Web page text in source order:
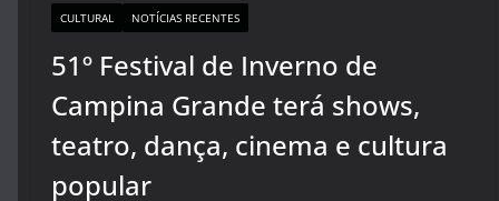
CULTURAL NOTÍCIAS RECENTES
51º Festival de Inverno de
Campina Grande terá shows,
teatro, dança, cinema e cultura
popular